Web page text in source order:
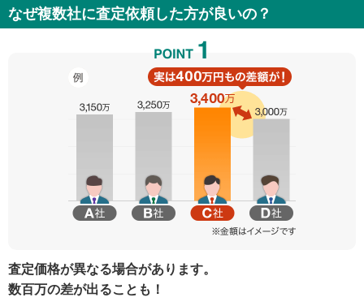
なぜ複数社に査定依頼した方が良いの？
査定価格が異なる場合があります。
数百万の差が出ることも！